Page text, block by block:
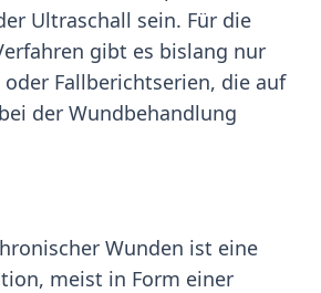
Ultraschall sein. Für die
gibt es bislang nur
Fallberichtserien, die auf
der Wundbehandlung
Wunden ist eine
meist in Form einer